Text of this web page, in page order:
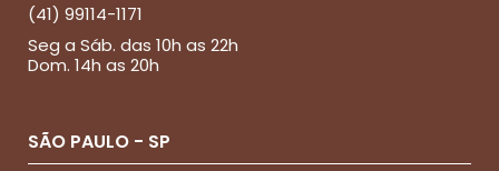
(41) 99114-1171
Seg a Sáb. das 10h as 22h
Dom. 14h as 20h
SÃO PAULO - SP